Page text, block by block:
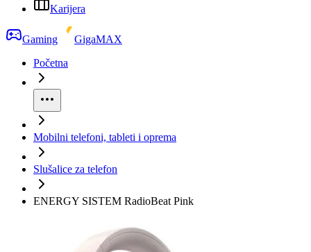
Karijera
Gaming
GigaMAX
Početna
Mobilni telefoni, tableti i oprema
Slušalice za telefon
ENERGY SISTEM RadioBeat Pink